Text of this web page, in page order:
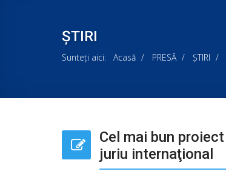
ȘTIRI
Sunteți aici: Acasă PRESĂ ȘTIRI
Cel mai bun
juriu internaţional